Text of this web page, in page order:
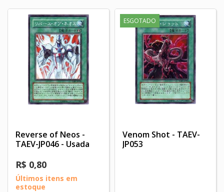
Reverse of Neos -
TAEV-JP046 - Usada
R$ 0,80
Últimos itens em
estoque
ESGOTADO
Venom Shot - TAEV-
JP053